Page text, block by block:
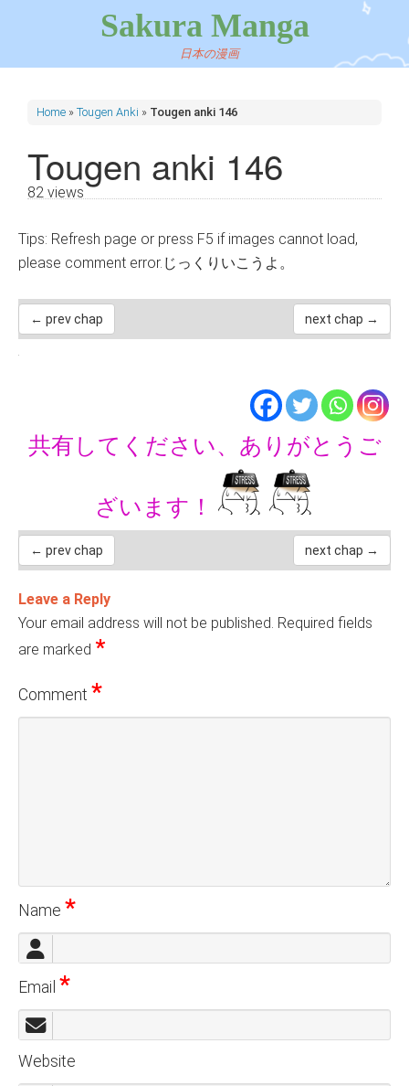
Sakura Manga
日本の漫画
Home » Tougen Anki » Tougen anki 146
Tougen anki 146
82 views
Tips: Refresh page or press F5 if images cannot load,
please comment error.じっくりいこうよ。
← prev chap next chap →
共有してください、ありがとうご
ざいます！
← prev chap next chap →
Leave a Reply
Your email address will not be published. Required fields
are marked *
Comment *
Name *
Email *
Website